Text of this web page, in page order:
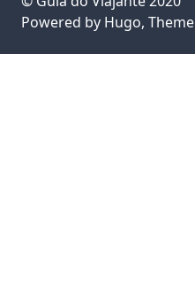
Powered by Hugo, Theme